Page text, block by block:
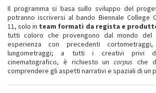
Il programma si basa sullo sviluppo del
potranno iscriversi al bando Biennale College
11, solo in team formati da regista e
tutti coloro che provengono dal mondo del
esperienza con precedenti
lungometraggi; a tutti i creativi privi
cinematografico, è richiesto un corpus che
comprendere gli aspetti narrativi e spaziali di un